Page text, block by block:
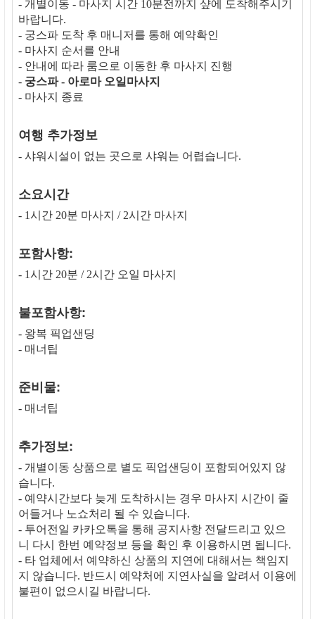
- 개별이동 - 마사지 시간 10분전까지 샾에 도착해주시기
바랍니다.
- 궁스파 도착 후 매니저를 통해 예약확인
- 마사지 순서를 안내
- 안내에 따라 룸으로 이동한 후 마사지 진행
- 궁스파 - 아로마 오일마사지
- 마사지 종료
여행 추가정보
- 샤워시설이 없는 곳으로 샤워는 어렵습니다.
소요시간
- 1시간 20분 마사지 / 2시간 마사지
포함사항:
- 1시간 20분 / 2시간 오일 마사지
불포함사항:
- 왕복 픽업샌딩
- 매너팁
준비물:
- 매너팁
추가정보:
- 개별이동 상품으로 별도 픽업샌딩이 포함되어있지 않
습니다.
- 예약시간보다 늦게 도착하시는 경우 마사지 시간이 줄
어들거나 노쇼처리 될 수 있습니다.
- 투어전일 카카오톡을 통해 공지사항 전달드리고 있으
니 다시 한번 예약정보 등을 확인 후 이용하시면 됩니다.
- 타 업체에서 예약하신 상품의 지연에 대해서는 책임지
지 않습니다. 반드시 예약처에 지연사실을 알려서 이용에
불편이 없으시길 바랍니다.